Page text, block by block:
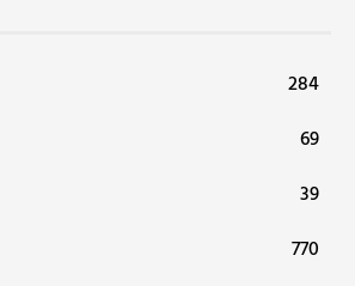
284
69
39
770